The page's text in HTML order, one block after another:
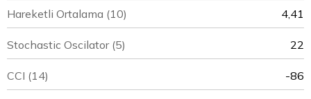
Hareketli Ortalama (10) 4,41
Stochastic Oscilator (5) 22
CCI (14) -86